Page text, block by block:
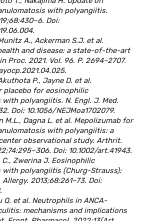
with polyangiitis.
Doi:
A., Ackerman S.J. et al.
and disease: a state-of-the-art
Proc. 2021. Vol. 96. P. 2694–2707.
P., Jayne D. et al.
placebo for eosinophilic
polyangiitis. N. Engl. J. Med.
Doi: 10.1056/NEJMoa1702079.
M.L., Dagna L. et al. Mepolizumab for
with polyangiitis: a
observational study. Arthrit.
Doi: 10.1002/art.41943.
C., Zwerina J. Eosinophilic
with polyangiitis (Churg-Strauss):
2013;68:261–73. Doi:
Q. et al. Neutrophils in ANCA-
mechanisms and implications